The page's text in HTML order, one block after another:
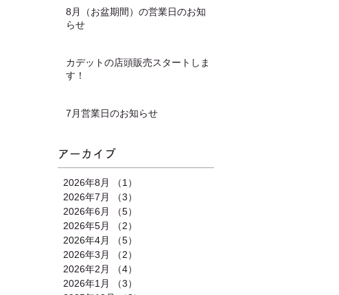
8月（お盆期間）の営業日のお知
らせ
カデットの店頭販売スタートしま
す！
7月営業日のお知らせ
アーカイブ
2026年8月 （1）
2026年7月
（3）
2026年6月
（5）
2026年5月
（2）
2026年4月
（5）
2026年3月
（2）
2026年2月
（4）
2026年1月
（3）